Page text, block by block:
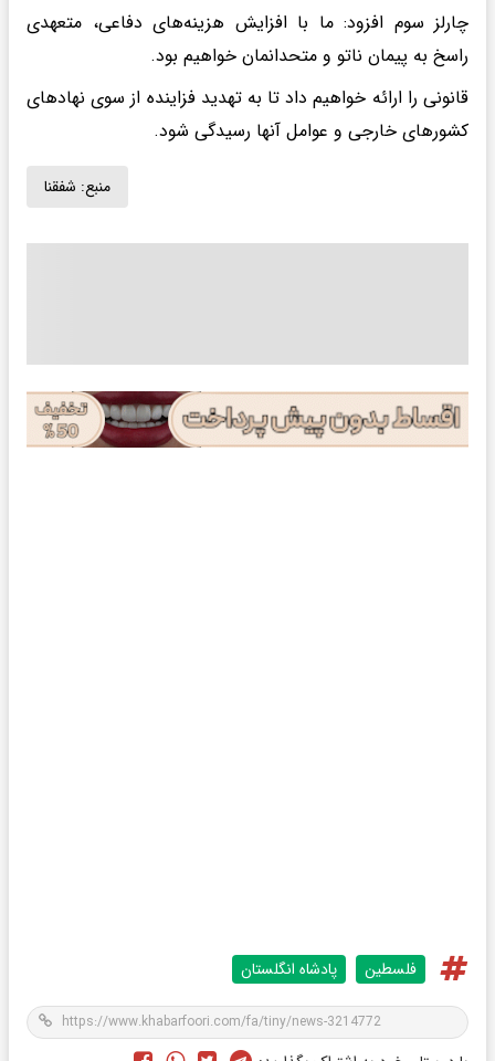
چارلز سوم افزود: ما با افزایش هزینه‌های دفاعی، متعهدی
راسخ به پیمان ناتو و متحدانمان خواهیم بود.
قانونی را ارائه خواهیم داد تا به تهدید فزاینده از سوی نهادهای
کشورهای خارجی و عوامل آنها رسیدگی شود.
منبع: شفقنا
فلسطین پادشاه انگلستان